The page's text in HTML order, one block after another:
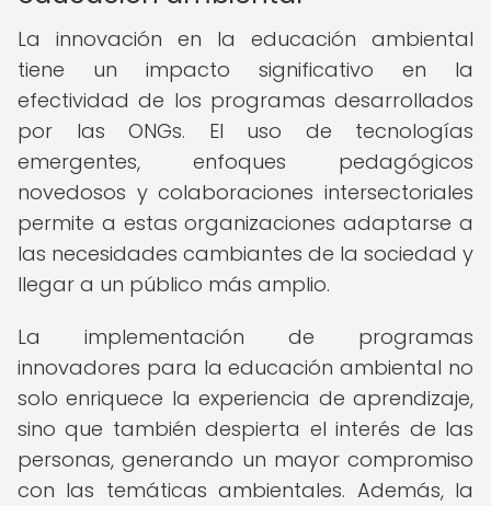
La innovación en la educación ambiental
tiene un impacto significativo en la
efectividad de los programas desarrollados
por las ONGs. El uso de tecnologías
emergentes, enfoques pedagógicos
novedosos y colaboraciones intersectoriales
permite a estas organizaciones adaptarse a
las necesidades cambiantes de la sociedad y
llegar a un público más amplio.
La implementación de programas
innovadores para la educación ambiental no
solo enriquece la experiencia de aprendizaje,
sino que también despierta el interés de las
personas, generando un mayor compromiso
con las temáticas ambientales. Además, la